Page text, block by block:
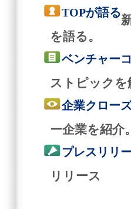
TOPが語る
を語る。
ベンチャー
ストピックを
企業クロー
ー企業を紹介。
プレスリリ
リリース